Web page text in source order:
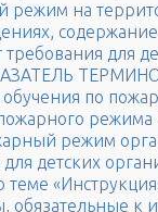
режим на
для
по
режим
детских
теме
обязательные к